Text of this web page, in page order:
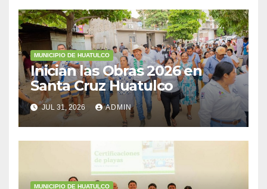
MUNICIPIO DE HUATULCO
Inician las Obras 2026 en
Santa Cruz Huatulco
JUL 31, 2026 ADMIN
MUNICIPIO DE HUATULCO